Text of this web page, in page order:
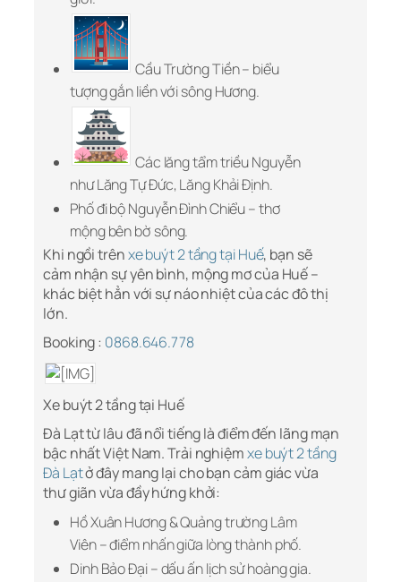
Cầu Trường Tiền – biểu
tượng gắn liền với sông Hương.
Các lăng tẩm triều Nguyễn
như Lăng Tự Đức, Lăng Khải Định.
Phố đi bộ Nguyễn Đình Chiểu – thơ
mộng bên bờ sông.
Khi ngồi trênxe buýt 2 tầng tại Huế, bạn sẽ
cảm nhận sự yên bình, mộng mơ của Huế –
khác biệt hẳn với sự náo nhiệt của các đô thị
lớn.
Booking : 0868.646.778
Xe buýt 2 tầng tại Huế
Đà Lạt từ lâu đã nổi tiếng là điểm đến lãng mạn
bậc nhất Việt Nam. Trải nghiệmxe buýt 2 tầng
Đà Lạtở đây mang lại cho bạn cảm giác vừa
thư giãn vừa đầy hứng khởi:
Hồ Xuân Hương & Quảng trường Lâm
Viên – điểm nhấn giữa lòng thành phố.
Dinh Bảo Đại – dấu ấn lịch sử hoàng gia.